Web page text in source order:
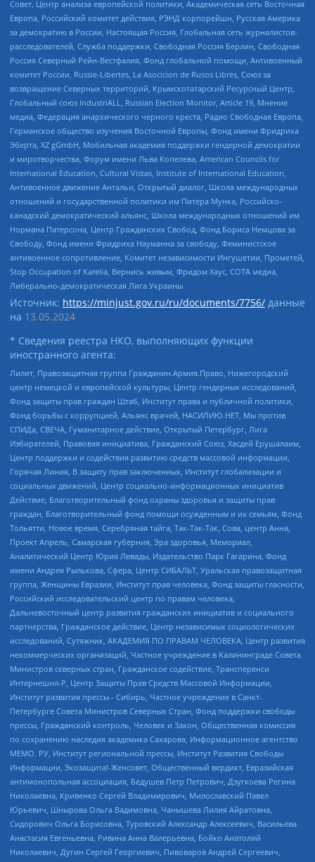
Совет, Центр анализа европейской политики, Академическая сеть Восточная
Европа, Российский комитет действия, РЭНД корпорейшн, Русская Америка
за демократию в России, Настоящая Россия, Глобальная сеть журналистов-
расследователей, Служба поддержки, Свободная Россия Берлин, Свободная
Россия Северный Рейн-Вестфалия, Фонд глобальной помощи, Антивоенный
комитет России, Russie-Libertes, La Asocicion de Rusos Libres, Союз за
возвращение Северных территорий, Крымскотатарский Ресурсный Центр,
Глобальный союз IndustriALL, Russian Election Monitor, Article 19, Мнение
медиа, Федерация анархического черного креста, Радио Свободная Европа,
Германское общество изучения Восточной Европы, Фонд имени Фридриха
Эберта, XZ gGmbH, Мобильная академия поддержки гендерной демократии
и миротворчества, Форум имени Льва Копелева, American Councils for
International Education, Cultural Vistas, Institute of International Education,
Антивоенное движение Антальи, Открытый диалог, Школа международных
отношений и государственной политики им Питера Мунка, Российско-
канадский демократический альянс, Школа международных отношений им
Нормана Патерсона, Центр Гражданских Свобод, Фонд Бориса Немцова за
Свободу, Фонд имени Фридриха Науманна за свободу, Феминистское
антивоенное сопротивление, Комитет независимости Ингушетии, Прометей,
Stop Occupation of Karelia, Вернись живым, Фридом Хаус, СОТА медиа,
Либерально-демократическая Лига Украины
Источник: https://minjust.gov.ru/ru/documents/7756/ данные
на 13.05.2024
* Сведения реестра НКО, выполняющих функции
иностранного агента:
Лилит, Правозащитная группа Гражданин.Армия.Право, Нижегородский
центр немецкой и европейской культуры, Центр гендерных исследований,
Фонд защиты прав граждан Штаб, Институт права и публичной политики,
Фонд борьбы с коррупцией, Альянс врачей, НАСИЛИЮ.НЕТ, Мы против
СПИДа, СВЕЧА, Гуманитарное действие, Открытый Петербург, Лига
Избирателей, Правовая инициатива, Гражданский Союз, Хасдей Ерушалаим,
Центр поддержки и содействия развитию средств массовой информации,
Горячая Линия, В защиту прав заключенных, Институт глобализации и
социальных движений, Центр социально-информационных инициатив
Действие, Благотворительный фонд охраны здоровья и защиты прав
граждан, Благотворительный фонд помощи осужденным и их семьям, Фонд
Тольятти, Новое время, Серебряная тайга, Так-Так-Так, Сова, центр Анна,
Проект Апрель, Самарская губерния, Эра здоровья, Мемориал,
Аналитический Центр Юрия Левады, Издательство Парк Гагарина, Фонд
имени Андрея Рылькова, Сфера, Центр СИБАЛЬТ, Уральская правозащитная
группа, Женщины Евразии, Институт прав человека, Фонд защиты гласности,
Российский исследовательский центр по правам человека,
Дальневосточный центр развития гражданских инициатив и социального
партнерства, Гражданское действие, Центр независимых социологических
исследований, Сутяжник, АКАДЕМИЯ ПО ПРАВАМ ЧЕЛОВЕКА, Центр развития
некоммерческих организаций, Частное учреждение в Калининграде Совета
Министров северных стран, Гражданское содействие, Трансперенси
Интернешнл-Р, Центр Защиты Прав Средств Массовой Информации,
Институт развития прессы - Сибирь, Частное учреждение в Санкт-
Петербурге Совета Министров Северных Стран, Фонд поддержки свободы
прессы, Гражданский контроль, Человек и Закон, Общественная комиссия
по сохранению наследия академика Сахарова, Информационное агентство
МЕМО. РУ, Институт региональной прессы, Институт Развития Свободы
Информации, Экозащита!-Женсовет, Общественный вердикт, Евразийская
антимонопольная ассоциация, Бедушев Петр Петрович, Дзугкоева Регина
Николаевна, Кривенко Сергей Владимирович, Милославский Павел
Юрьевич, Шнырова Ольга Вадимовна, Чанышева Лилия Айратовна,
Сидорович Ольга Борисовна, Туровский Александр Алексеевич, Васильева
Анастасия Евгеньевна, Ривина Анна Валерьевна, Бойко Анатолий
Николаевич, Дугин Сергей Георгиевич, Пивоваров Андрей Сергеевич,